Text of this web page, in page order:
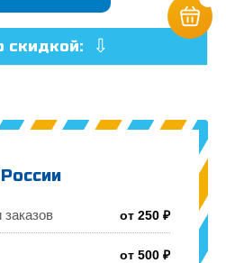
скидкой:
от 250 ₽
от 500 ₽